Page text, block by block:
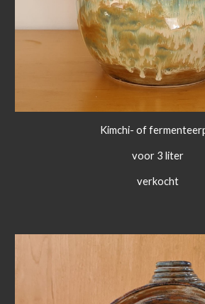
Kimchi- of
voor 3 liter
verkocht